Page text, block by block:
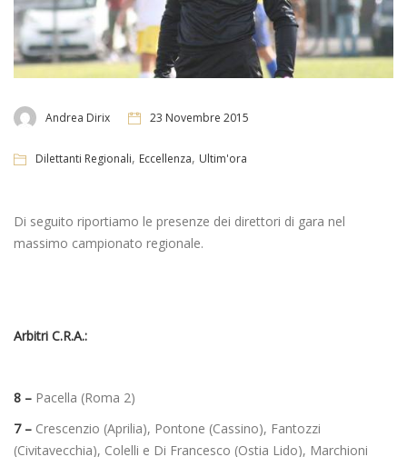
Andrea Dirix 23 Novembre 2015
Dilettanti Regionali, Eccellenza, Ultim'ora
Di seguito riportiamo le presenze dei direttori di gara nel
massimo campionato regionale.
Arbitri C.R.A.:
8 – Pacella (Roma 2)
7 – Crescenzio (Aprilia), Pontone (Cassino), Fantozzi
(Civitavecchia), Colelli e Di Francesco (Ostia Lido), Marchioni